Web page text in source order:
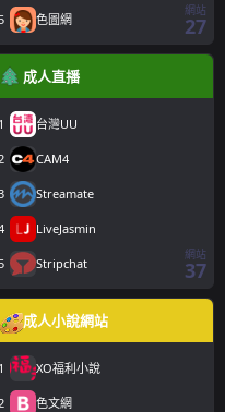
5 色圖網
網站
27
成人直播
1 台灣UU
2 CAM4
Streamate
LiveJasmin
5 Stripchat
網站
37
成人小說網站
1 XO福利小說
2 色文網